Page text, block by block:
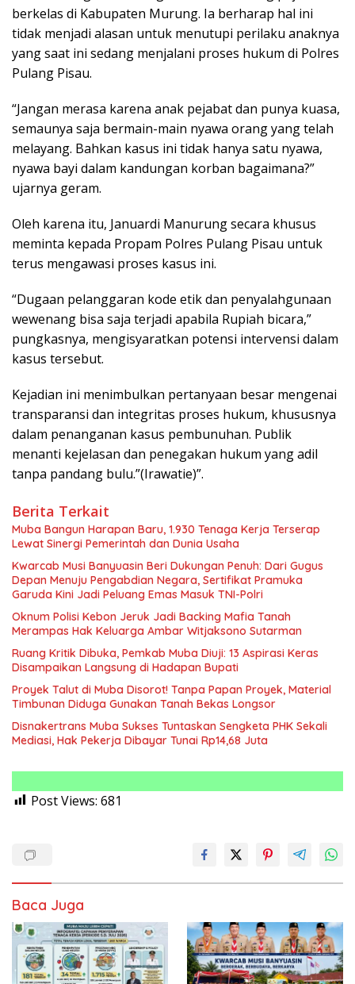
berkelas di Kabupaten Murung. Ia berharap hal ini
tidak menjadi alasan untuk menutupi perilaku anaknya
yang saat ini sedang menjalani proses hukum di Polres
Pulang Pisau.
“Jangan merasa karena anak pejabat dan punya kuasa,
semaunya saja bermain-main nyawa orang yang telah
melayang. Bahkan kasus ini tidak hanya satu nyawa,
nyawa bayi dalam kandungan korban bagaimana?”
ujarnya geram.
Oleh karena itu, Januardi Manurung secara khusus
meminta kepada Propam Polres Pulang Pisau untuk
terus mengawasi proses kasus ini.
“Dugaan pelanggaran kode etik dan penyalahgunaan
wewenang bisa saja terjadi apabila Rupiah bicara,”
pungkasnya, mengisyaratkan potensi intervensi dalam
kasus tersebut.
Kejadian ini menimbulkan pertanyaan besar mengenai
transparansi dan integritas proses hukum, khususnya
dalam penanganan kasus pembunuhan. Publik
menanti kejelasan dan penegakan hukum yang adil
tanpa pandang bulu.”(Irawatie)”.
Berita Terkait
Muba Bangun Harapan Baru, 1.930 Tenaga Kerja Terserap
Lewat Sinergi Pemerintah dan Dunia Usaha
Kwarcab Musi Banyuasin Beri Dukungan Penuh: Dari Gugus
Depan Menuju Pengabdian Negara, Sertifikat Pramuka
Garuda Kini Jadi Peluang Emas Masuk TNI-Polri
Oknum Polisi Kebon Jeruk Jadi Backing Mafia Tanah
Merampas Hak Keluarga Ambar Witjaksono Sutarman
Ruang Kritik Dibuka, Pemkab Muba Diuji: 13 Aspirasi Keras
Disampaikan Langsung di Hadapan Bupati
Proyek Talut di Muba Disorot! Tanpa Papan Proyek, Material
Timbunan Diduga Gunakan Tanah Bekas Longsor
Disnakertrans Muba Sukses Tuntaskan Sengketa PHK Sekali
Mediasi, Hak Pekerja Dibayar Tunai Rp14,68 Juta
Post Views: 681
Baca Juga